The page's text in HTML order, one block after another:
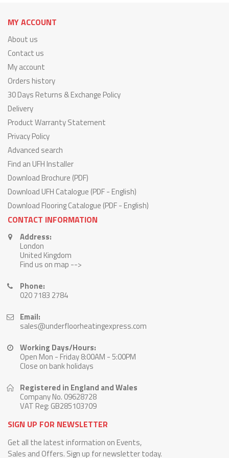
MY ACCOUNT
About us
Contact us
My account
Orders history
30 Days Returns & Exchange Policy
Delivery
Product Warranty Statement
Privacy Policy
Advanced search
Find an UFH Installer
Download Brochure (PDF)
Download UFH Catalogue (PDF - English)
Download Flooring Catalogue (PDF - English)
CONTACT INFORMATION
Address:
London
United Kingdom
Find us on map -->
Phone:
020 7183 2784
Email:
sales@underfloorheatingexpress.com
Working Days/Hours:
Open Mon - Friday 8:00AM - 5:00PM
Close on bank holidays
Registered in England and Wales
Company No. 09628728
VAT Reg: GB285103709
SIGN UP FOR NEWSLETTER
Get all the latest information on Events,
Sales and Offers. Sign up for newsletter today.